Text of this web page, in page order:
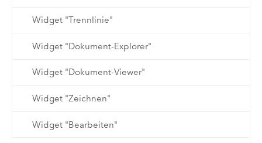
Widget "Trennlinie"
Widget "Dokument-Explorer"
Widget "Dokument-Viewer"
Widget "Zeichnen"
Widget "Bearbeiten"